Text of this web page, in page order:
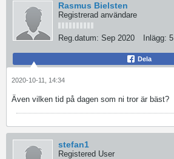
Rasmus Bielsten
Registrerad användare
Reg.datum: Sep 2020 Inlägg: 5
Dela
2020-10-11, 14:34
Även vilken tid på dagen som ni tror är bäst?
stefan1
Registered User